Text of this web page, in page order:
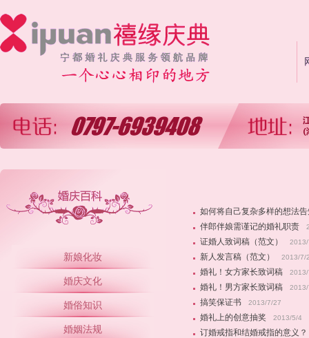
新娘化妆
婚庆文化
婚俗知识
婚姻法规
如何将自己复杂多样的想法
伴郎伴娘需谨记的婚礼职责
证婚人致词稿（范文）
新人发言稿（范文） 2013/7/
婚礼！女方家长致词稿
婚礼！男方家长致词稿
搞笑保证书 2013/7/27
婚礼上的创意抽奖 2013/5/4
订婚戒指和结婚戒指的意义？